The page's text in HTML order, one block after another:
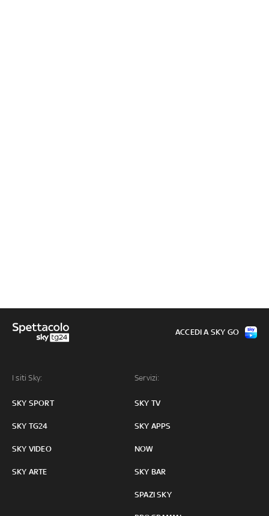
I siti Sky:
SKY SPORT
SKY TG24
SKY VIDEO
SKY ARTE
Servizi:
SKY TV
SKY APPS
NOW
SKY BAR
SPAZI SKY
ACCEDI A SKY GO